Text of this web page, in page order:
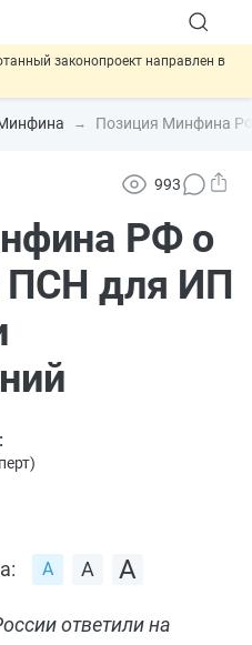
законопроект направлен в
формы сертификата и
вступающие в силу сегодня
упрощении госзакупок по 44-ФЗ
Позиция Минфина
993
РФ о
ПСН для ИП
)
ответили на